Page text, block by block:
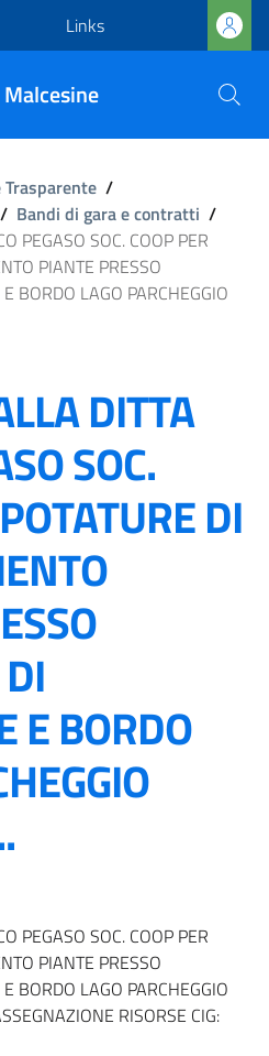
Links
/
/ Bandi di gara e contratti /
PEGASO SOC. COOP PER
PIANTE PRESSO
BORDO LAGO PARCHEGGIO
DITTA
SOC.
DI
E BORDO
PEGASO SOC. COOP PER
PIANTE PRESSO
BORDO LAGO PARCHEGGIO
RISORSE CIG: